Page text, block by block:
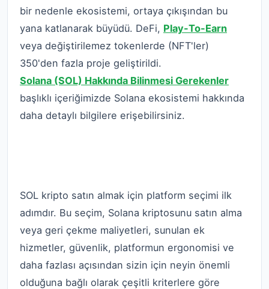
bir nedenle ekosistemi, ortaya çıkışından bu
yana katlanarak büyüdü. DeFi, Play-To-Earn
veya değiştirilemez tokenlerde (NFT'ler)
350'den fazla proje geliştirildi.
Solana (SOL) Hakkında Bilinmesi Gerekenler
başlıklı içeriğimizde Solana ekosistemi hakkında
daha detaylı bilgilere erişebilirsiniz.
SOL kripto satın almak için platform seçimi ilk
adımdır. Bu seçim, Solana kriptosunu satın alma
veya geri çekme maliyetleri, sunulan ek
hizmetler, güvenlik, platformun ergonomisi ve
daha fazlası açısından sizin için neyin önemli
olduğuna bağlı olarak çeşitli kriterlere göre